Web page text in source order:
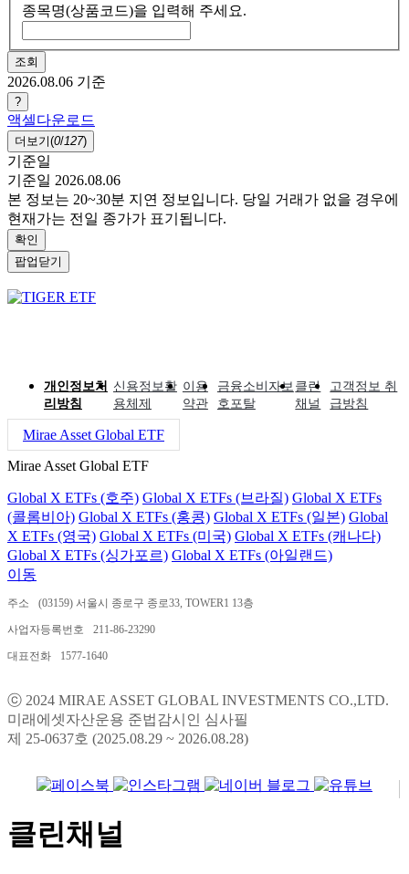
종목명(상품코드)을 입력해 주세요.
조회
2026.08.06 기준
?
액셀다운로드
더보기(0/127)
기준일
기준일 2026.08.06
본 정보는 20~30분 지연 정보입니다. 당일 거래가 없을 경우에
현재가는 전일 종가가 표기됩니다.
확인
팝업닫기
개인정보처
리방침
신용정보활
용체제
이용
약관
금융소비자보
호포탈
클린
채널
고객정보 취
급방침
Mirae Asset Global ETF
Mirae Asset Global ETF
Global X ETFs (호주) Global X ETFs (브라질) Global X ETFs
(콜롬비아) Global X ETFs (홍콩) Global X ETFs (일본) Global
X ETFs (영국) Global X ETFs (미국) Global X ETFs (캐나다)
Global X ETFs (싱가포르) Global X ETFs (아일랜드)
이동
주소 (03159) 서울시 종로구 종로33, TOWER1 13층
사업자등록번호 211-86-23290
대표전화 1577-1640
ⓒ 2024 MIRAE ASSET GLOBAL INVESTMENTS CO.,LTD.
미래에셋자산운용 준법감시인 심사필
제 25-0637호 (2025.08.29 ~ 2026.08.28)
클린채널